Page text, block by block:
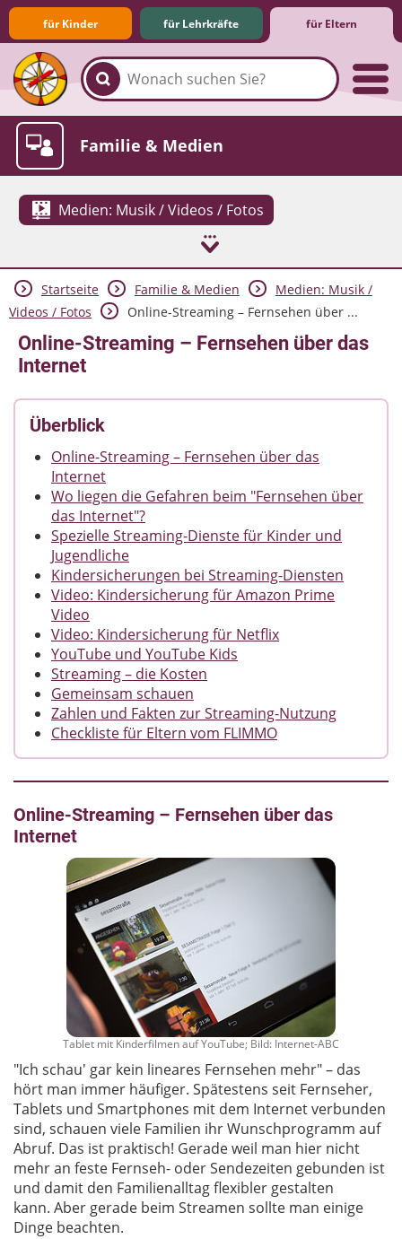
für Kinder für Lehrkräfte für Eltern
Familie & Medien
Medien: Musik / Videos / Fotos
Spieletipps & Lernsoftware
Die Jüngsten im Netz
Lexikon
Aktuelles
Startseite Familie & Medien
Medien: Musik /
Videos / Fotos
Online-Streaming – Fernsehen über ...
Online-Streaming – Fernsehen über das
Internet
Überblick
Online-Streaming – Fernsehen über das
Internet
Wo liegen die Gefahren beim "Fernsehen über
das Internet"?
Spezielle Streaming-Dienste für Kinder und
Jugendliche
Kindersicherungen bei Streaming-Diensten
Video: Kindersicherung für Amazon Prime
Video
Video: Kindersicherung für Netflix
YouTube und YouTube Kids
Streaming – die Kosten
Gemeinsam schauen
Zahlen und Fakten zur Streaming-Nutzung
Checkliste für Eltern vom FLIMMO
Online-Streaming – Fernsehen über das
Internet
Tablet mit Kinderfilmen auf YouTube; Bild: Internet-ABC
"Ich schau' gar kein lineares Fernsehen mehr" – das
hört man immer häufiger. Spätestens seit Fernseher,
Tablets und Smartphones mit dem Internet verbunden
sind, schauen viele Familien ihr Wunschprogramm auf
Abruf. Das ist praktisch! Gerade weil man hier nicht
mehr an feste Fernseh- oder Sendezeiten gebunden ist
und damit den Familienalltag flexibler gestalten
kann. Aber gerade beim Streamen sollte man einige
Dinge beachten.